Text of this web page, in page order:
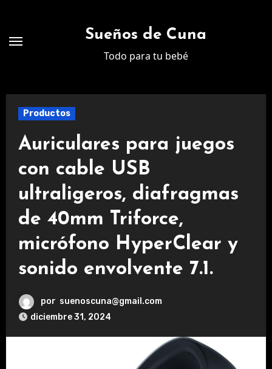
contenido
Sueños de Cuna
Todo para tu bebé
Productos
Auriculares para juegos
con cable USB
ultraligeros, diafragmas
de 40mm Triforce,
micrófono HyperClear y
sonido envolvente 7.1.
por suenoscuna@gmail.com
diciembre 31, 2024